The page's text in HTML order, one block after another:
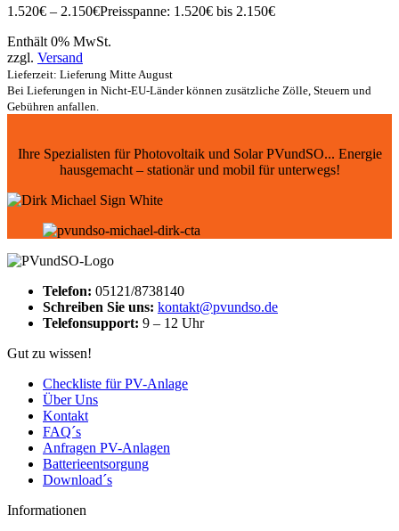
1.520€ – 2.150€Preisspanne: 1.520€ bis 2.150€
Enthält 0% MwSt.
zzgl. Versand
Lieferzeit: Lieferung Mitte August
Bei Lieferungen in Nicht-EU-Länder können zusätzliche Zölle, Steuern und
Gebühren anfallen.
Ihre Spezialisten für Photovoltaik und Solar PVundSO... Energie
hausgemacht – stationär und mobil für unterwegs!
Telefon: 05121/8738140
Schreiben Sie uns: kontakt@pvundso.de
Telefonsupport: 9 – 12 Uhr
Gut zu wissen!
Checkliste für PV-Anlage
Über Uns
Kontakt
FAQ´s
Anfragen PV-Anlagen
Batterieentsorgung
Download´s
Informationen